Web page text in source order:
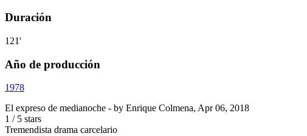
Duración
121'
Año de producción
1978
El expreso de medianoche - by Enrique Colmena, Apr 06, 2018
1 / 5 stars
Tremendista drama carcelario